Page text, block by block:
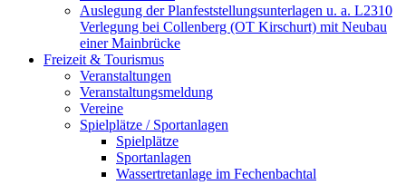
Auslegung der Planfeststellungsunterlagen u. a. L2310
Verlegung bei Collenberg (OT Kirschurt) mit Neubau
einer Mainbrücke
Freizeit & Tourismus
Veranstaltungen
Veranstaltungsmeldung
Vereine
Spielplätze / Sportanlagen
Spielplätze
Sportanlagen
Wassertretanlage im Fechenbachtal